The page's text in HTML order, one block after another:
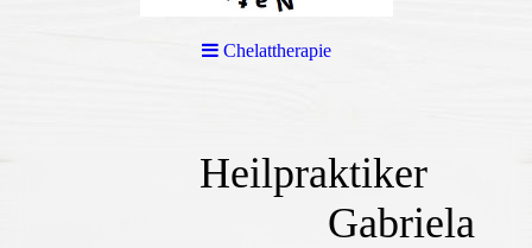
Chelattherapie
Heilpraktiker
Gabriela